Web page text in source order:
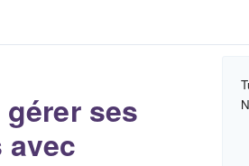
ses
avec